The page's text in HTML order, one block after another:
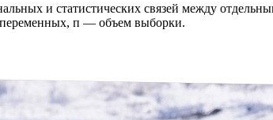
и статистических связей между
п — объем выборки.